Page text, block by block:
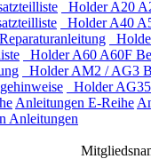
Holder A20
Holder A40
Holder A60 A60F
Holder AM2 / AG3
Holder
Anleitungen E-Reihe
Anleitungen